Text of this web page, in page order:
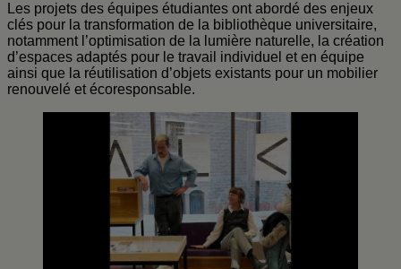
Les projets des équipes étudiantes ont abordé des enjeux
clés pour la transformation de la bibliothèque universitaire,
notamment l’optimisation de la lumière naturelle, la création
d’espaces adaptés pour le travail individuel et en équipe
ainsi que la réutilisation d’objets existants pour un mobilier
renouvelé et écoresponsable.